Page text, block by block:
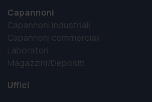
Capannoni
Capannoni industriali
Capannoni commerciali
Laboratori
Magazzini/Depositi
Uffici